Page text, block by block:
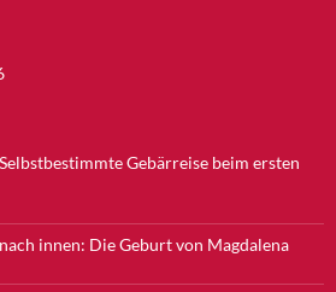
Gebärreise beim ersten
innen: Die Geburt von Magdalena